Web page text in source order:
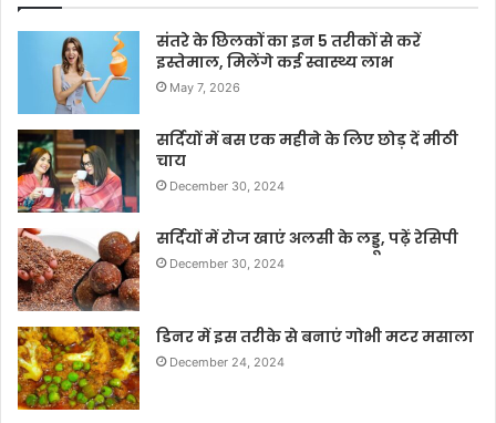
संतरे के छिलकों का इन 5 तरीकों से करें
इस्तेमाल, मिलेंगे कई स्वास्थ्य लाभ
May 7, 2026
सर्दियों में बस एक महीने के लिए छोड़ दें मीठी
चाय
December 30, 2024
सर्दियों में रोज खाएं अलसी के लड्डू, पढ़ें रेसिपी
December 30, 2024
डिनर में इस तरीके से बनाएं गोभी मटर मसाला
December 24, 2024